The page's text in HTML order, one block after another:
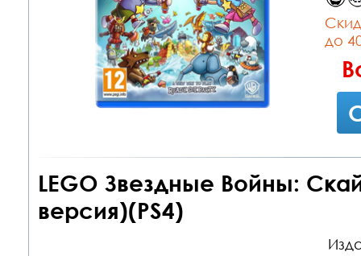
до
LEGO Звездные Войны:
версия)(PS4)